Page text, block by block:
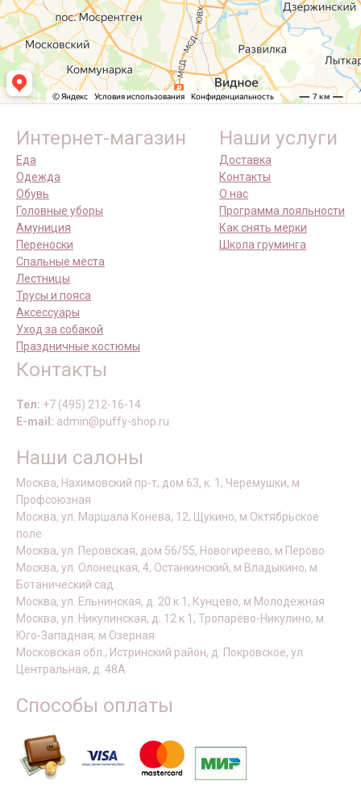
Интернет-магазин
Еда
Одежда
Обувь
Головные уборы
Амуниция
Переноски
Спальные места
Лестницы
Трусы и пояса
Аксессуары
Уход за собакой
Праздничные костюмы
Наши услуги
Доставка
Контакты
О нас
Программа лояльности
Как снять мерки
Школа груминга
Контакты
Тел: +7 (495) 212-16-14
E-mail: admin@puffy-shop.ru
Наши салоны
Москва, Нахимовский пр-т, дом 63, к. 1, Черемушки, м
Профсоюзная
Москва, ул. Маршала Конева, 12, Щукино, м Октябрьское
поле
Москва, ул. Перовская, дом 56/55, Новогиреево, м Перово
Москва, ул. Олонецкая, 4, Останкинский, м Владыкино, м
Ботанический сад
Москва, ул. Ельнинская, д. 20 к 1, Кунцево, м Молодежная
Москва, ул. Никулинская, д. 12 к 1, Тропарёво-Никулино, м
Юго-Западная, м Озерная
Московская обл., Истринский район, д. Покровское, ул.
Центральная, д. 48А
Способы оплаты